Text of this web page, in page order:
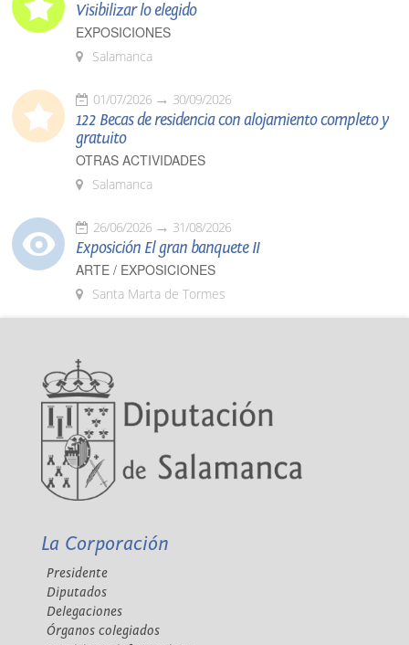
Visibilizar lo elegido
EXPOSICIONES
Salamanca
01/07/2026 30/09/2026
122 Becas de residencia con alojamiento completo y
gratuito
OTRAS ACTIVIDADES
Salamanca
26/06/2026 31/08/2026
Exposición El gran banquete II
ARTE / EXPOSICIONES
Santa Marta de Tormes
La Corporación
Presidente
Diputados
Delegaciones
Órganos colegiados